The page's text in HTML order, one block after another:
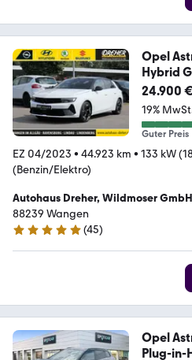
Opel
Hybrid
24.900
19%
Guter Preis
EZ 04/2023 • 44.923 km • 133 kW
(Benzin/Elektro)
Autohaus Dreher, Wildmoser
88239 Wangen
5 Sterne
(45)
Opel
Plug-in-